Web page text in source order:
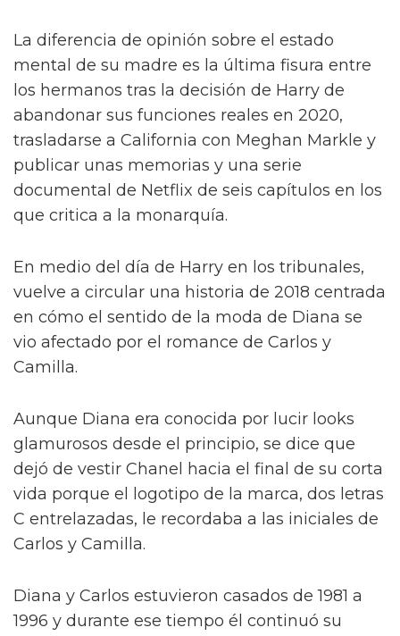
La diferencia de opinión sobre el estado
mental de su madre es la última fisura entre
los hermanos tras la decisión de Harry de
abandonar sus funciones reales en 2020,
trasladarse a California con Meghan Markle y
publicar unas memorias y una serie
documental de Netflix de seis capítulos en los
que critica a la monarquía.
En medio del día de Harry en los tribunales,
vuelve a circular una historia de 2018 centrada
en cómo el sentido de la moda de Diana se
vio afectado por el romance de Carlos y
Camilla.
Aunque Diana era conocida por lucir looks
glamurosos desde el principio, se dice que
dejó de vestir Chanel hacia el final de su corta
vida porque el logotipo de la marca, dos letras
C entrelazadas, le recordaba a las iniciales de
Carlos y Camilla.
Diana y Carlos estuvieron casados de 1981 a
1996 y durante ese tiempo él continuó su